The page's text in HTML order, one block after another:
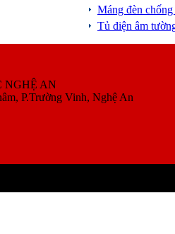
Máng đèn
Tủ điện âm
NGHỆ AN
P.Trường Vinh, Nghệ An